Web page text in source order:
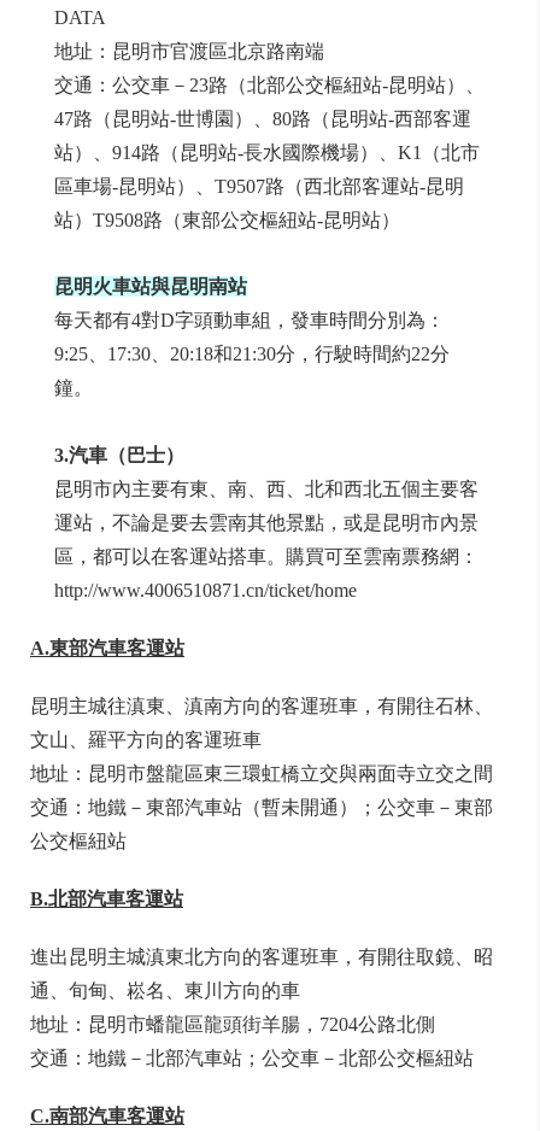
DATA
地址：昆明市官渡區北京路南端
交通：公交車－23路（北部公交樞紐站-昆明站）、
47路（昆明站-世博園）、80路（昆明站-西部客運
站）、914路（昆明站-長水國際機場）、K1（北市
區車場-昆明站）、T9507路（西北部客運站-昆明
站）T9508路（東部公交樞紐站-昆明站）
昆明火車站與昆明南站
每天都有4對D字頭動車組，發車時間分別為：
9:25、17:30、20:18和21:30分，行駛時間約22分
鐘。
3.汽車（巴士）
昆明市內主要有東、南、西、北和西北五個主要客
運站，不論是要去雲南其他景點，或是昆明市內景
區，都可以在客運站搭車。購買可至雲南票務網：
http://www.4006510871.cn/ticket/home
A.東部汽車客運站
昆明主城往滇東、滇南方向的客運班車，有開往石林、
文山、羅平方向的客運班車
地址：昆明市盤龍區東三環虹橋立交與兩面寺立交之間
交通：地鐵－東部汽車站（暫未開通）；公交車－東部
公交樞紐站
B.北部汽車客運站
進出昆明主城滇東北方向的客運班車，有開往取鏡、昭
通、旬甸、崧名、東川方向的車
地址：昆明市蟠龍區龍頭街羊腸，7204公路北側
交通：地鐵－北部汽車站；公交車－北部公交樞紐站
C.南部汽車客運站